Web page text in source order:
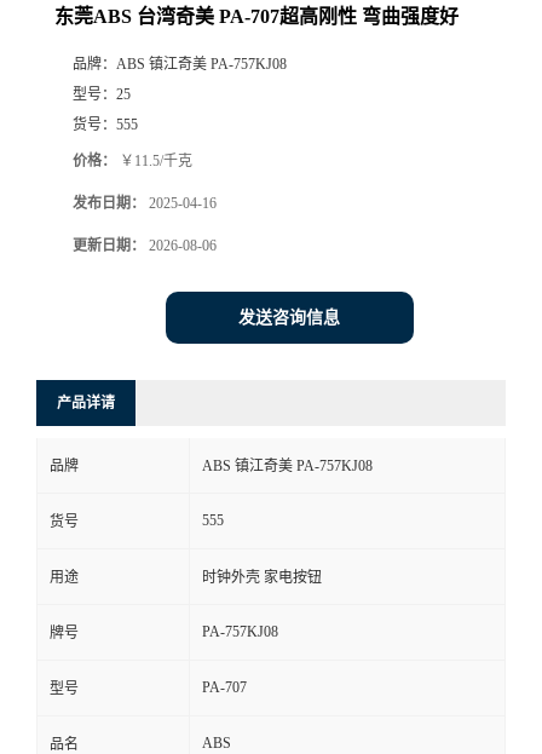
东莞ABS 台湾奇美 PA-707超高刚性 弯曲强度好
品牌： ABS 镇江奇美 PA-757KJ08
型号： 25
货号： 555
价格： ￥11.5/千克
发布日期： 2025-04-16
更新日期： 2026-08-06
发送咨询信息
产品详请
品牌 ABS 镇江奇美 PA-757KJ08
货号 555
用途 时钟外壳 家电按钮
牌号 PA-757KJ08
型号 PA-707
品名 ABS